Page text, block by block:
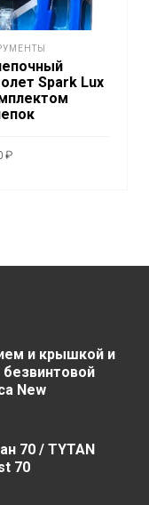
Spark Lux
₽
и крышкой и
New
₽
70 / TYTAN
70